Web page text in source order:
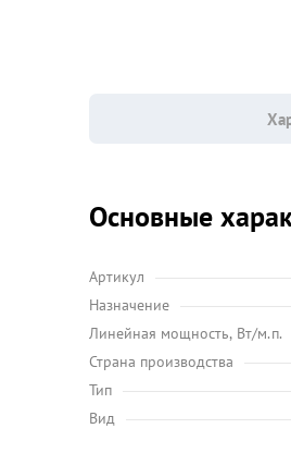
Основные
Артикул
Назначение
Линейная мощность, Вт/м.п.
Страна производства
Тип
Вид